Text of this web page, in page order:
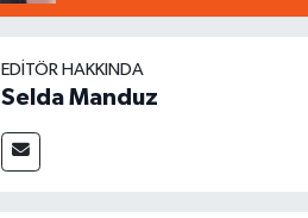
EDITÖR HAKKINDA
Selda Manduz